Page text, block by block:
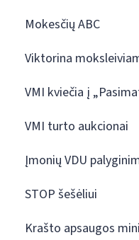
Mokesčių ABC
Viktorina
VMI kviečia į
VMI turto aukcionai
Įmonių VDU
STOP šešėliui
Krašto apsaugos